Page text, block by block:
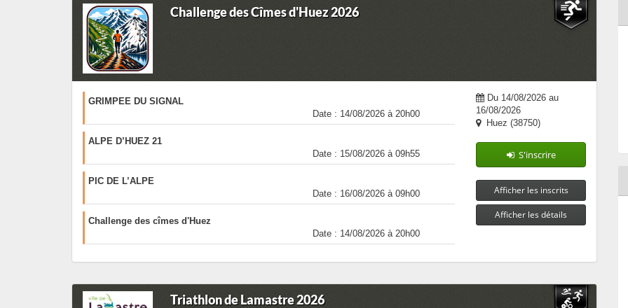
Challenge des Cîmes d'Huez 2026
GRIMPEE DU SIGNAL
Date : 14/08/2026 à 20h00
ALPE D’HUEZ 21
Date : 15/08/2026 à 09h55
PIC DE L’ALPE
Date : 16/08/2026 à 09h00
Challenge des cîmes d'Huez
Date : 14/08/2026 à 20h00
Du 14/08/2026 au
16/08/2026
Huez (38750)
S'inscrire
Afficher les inscrits
Afficher les détails
Triathlon de Lamastre 2026